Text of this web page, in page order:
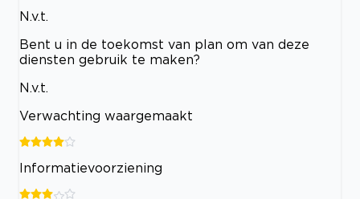
N.v.t.
Bent u in de toekomst van plan om van deze
diensten gebruik te maken?
N.v.t.
Verwachting waargemaakt
Informatievoorziening